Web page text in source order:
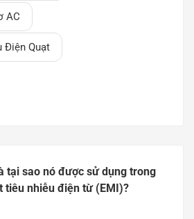
Tụ điện trong quạt trần có
quạt trần là một linh kiện
động động cơ quạtDuy
chỉnh tốc độ quạtGiảm
AC
Điện Quạt
tại sao nó được sử dụng trong
tiêu nhiễu điện từ (EMI)?